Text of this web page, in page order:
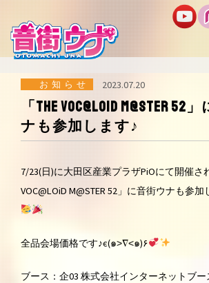
コ
ン
テ
ン
ツ
お知らせ 2023.07.20
「THE VOC@LOiD M@STER 52
ナも参加します♪
7/23(日)に大田区産業プラザPiOにて開催さ
VOC@LOiD M@STER 52」に音街ウナも参加
全品会場価格です♪є(๑˃∇˂๑)۶
ブース：企03 株式会社インターネットブー